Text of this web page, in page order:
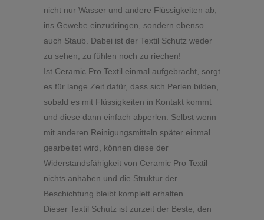
nicht nur Wasser und andere Flüssigkeiten ab,
ins Gewebe einzudringen, sondern ebenso
auch Staub. Dabei ist der Textil Schutz weder
zu sehen, zu fühlen noch zu riechen!
Ist Ceramic Pro Textil einmal aufgebracht, sorgt
es für lange Zeit dafür, dass sich Perlen bilden,
sobald es mit Flüssigkeiten in Kontakt kommt
und diese dann einfach abperlen. Selbst wenn
mit anderen Reinigungsmitteln später einmal
gearbeitet wird, können diese der
Widerstandsfähigkeit von Ceramic Pro Textil
nichts anhaben und die Struktur der
Beschichtung bleibt komplett erhalten.
Dieser Textil Schutz ist zurzeit der Beste, den